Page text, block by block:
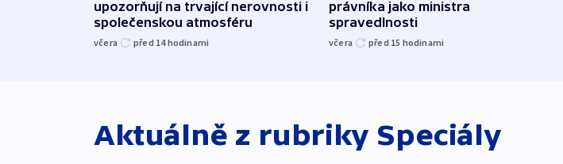
upozorňují na trvající nerovnosti i
společenskou atmosféru
včera před 14hodinami
právníka jako ministra
spravedlnosti
včera před 15 hodinami
Aktuálně z rubriky Speciály